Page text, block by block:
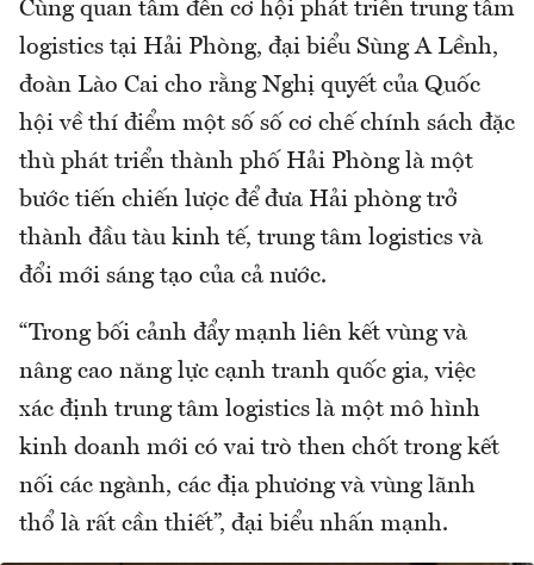
Cùng quan tâm đến cơ hội phát triển trung tâm
logistics tại Hải Phòng, đại biểu Sùng A Lềnh,
đoàn Lào Cai cho rằng Nghị quyết của Quốc
hội về thí điểm một số số cơ chế chính sách đặc
thù phát triển thành phố Hải Phòng là một
bước tiến chiến lược để đưa Hải phòng trở
thành đầu tàu kinh tế, trung tâm logistics và
đổi mới sáng tạo của cả nước.
“Trong bối cảnh đẩy mạnh liên kết vùng và
nâng cao năng lực cạnh tranh quốc gia, việc
xác định trung tâm logistics là một mô hình
kinh doanh mới có vai trò then chốt trong kết
nối các ngành, các địa phương và vùng lãnh
thổ là rất cần thiết”, đại biểu nhấn mạnh.